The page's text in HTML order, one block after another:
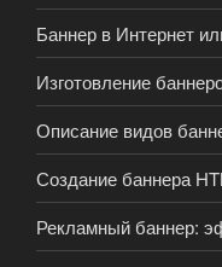
Баннер в Интернет
Изготовление
Описание видов
Создание баннера
Рекламный баннер: